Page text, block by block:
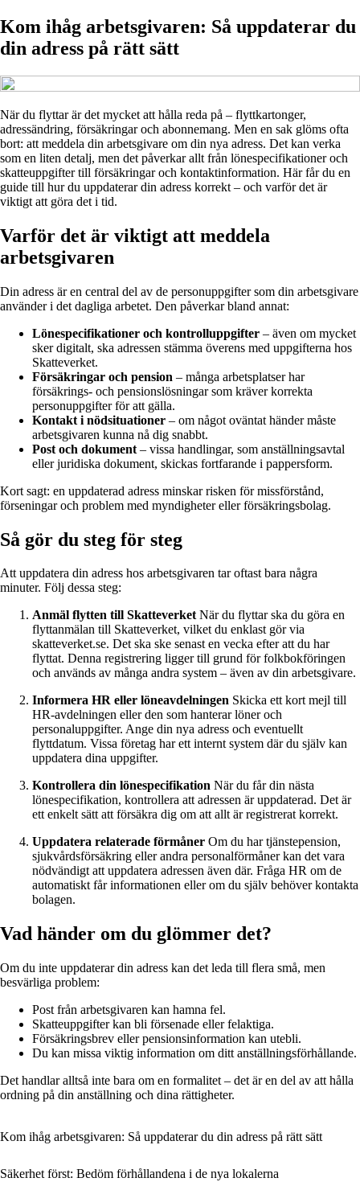
Kom ihåg arbetsgivaren: Så uppdaterar du
din adress på rätt sätt
När du flyttar är det mycket att hålla reda på – flyttkartonger,
adressändring, försäkringar och abonnemang. Men en sak glöms ofta
bort: att meddela din arbetsgivare om din nya adress. Det kan verka
som en liten detalj, men det påverkar allt från lönespecifikationer och
skatteuppgifter till försäkringar och kontaktinformation. Här får du en
guide till hur du uppdaterar din adress korrekt – och varför det är
viktigt att göra det i tid.
Varför det är viktigt att meddela
arbetsgivaren
Din adress är en central del av de personuppgifter som din arbetsgivare
använder i det dagliga arbetet. Den påverkar bland annat:
Lönespecifikationer och kontrolluppgifter – även om mycket
sker digitalt, ska adressen stämma överens med uppgifterna hos
Skatteverket.
Försäkringar och pension – många arbetsplatser har
försäkrings- och pensionslösningar som kräver korrekta
personuppgifter för att gälla.
Kontakt i nödsituationer – om något oväntat händer måste
arbetsgivaren kunna nå dig snabbt.
Post och dokument – vissa handlingar, som anställningsavtal
eller juridiska dokument, skickas fortfarande i pappersform.
Kort sagt: en uppdaterad adress minskar risken för missförstånd,
förseningar och problem med myndigheter eller försäkringsbolag.
Så gör du steg för steg
Att uppdatera din adress hos arbetsgivaren tar oftast bara några
minuter. Följ dessa steg:
Anmäl flytten till SkatteverketNär du flyttar ska du göra en
flyttanmälan till Skatteverket, vilket du enklast gör via
skatteverket.se. Det ska ske senast en vecka efter att du har
flyttat. Denna registrering ligger till grund för folkbokföringen
och används av många andra system – även av din arbetsgivare.
Informera HR eller löneavdelningen Skicka ett kort mejl till
HR-avdelningen eller den som hanterar löner och
personaluppgifter. Ange din nya adress och eventuellt
flyttdatum. Vissa företag har ett internt system där du själv kan
uppdatera dina uppgifter.
Kontrollera din lönespecifikation När du får din nästa
lönespecifikation, kontrollera att adressen är uppdaterad. Det är
ett enkelt sätt att försäkra dig om att allt är registrerat korrekt.
Uppdatera relaterade förmåner Om du har tjänstepension,
sjukvårdsförsäkring eller andra personalförmåner kan det vara
nödvändigt att uppdatera adressen även där. Fråga HR om de
automatiskt får informationen eller om du själv behöver kontakta
bolagen.
Vad händer om du glömmer det?
Om du inte uppdaterar din adress kan det leda till flera små, men
besvärliga problem:
Post från arbetsgivaren kan hamna fel.
Skatteuppgifter kan bli försenade eller felaktiga.
Försäkringsbrev eller pensionsinformation kan utebli.
Du kan missa viktig information om ditt anställningsförhållande.
Det handlar alltså inte bara om en formalitet – det är en del av att hålla
ordning på din anställning och dina rättigheter.
Kom ihåg arbetsgivaren: Så uppdaterar du din adress på rätt sätt
Säkerhet först: Bedöm förhållandena i de nya lokalerna